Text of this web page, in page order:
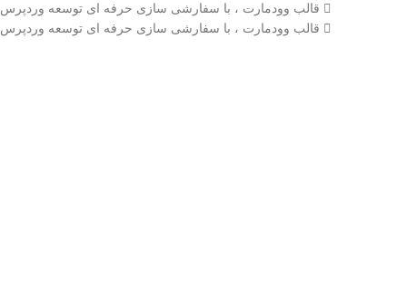
قالب وودمارت ، با سفارشی سازی حرفه ای توسعه وردپرس
قالب وودمارت ، با سفارشی سازی حرفه ای توسعه وردپرس